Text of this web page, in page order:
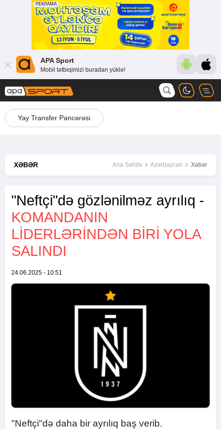
APA Sport
Mobil tətbiqimizi buradan yüklə!
Yay Transfer Pəncərəsi
XƏBƏR Ana Səhifə Azərbaycan Xəbər
"Neftçi"də gözlənilməz ayrılıq -
KOMANDANIN
LIDERLƏRINDƏN BIRI YOLA
SALINDI
24.06.2025 - 10:51
"Neftçi"də daha bir ayrılıq baş verib.